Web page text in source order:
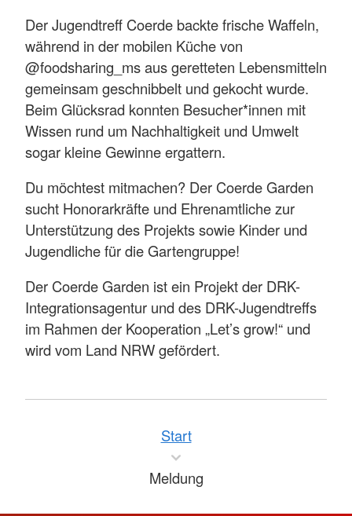
Der Jugendtreff Coerde backte frische Waffeln,
während in der mobilen Küche von
@foodsharing_ms aus geretteten Lebensmitteln
gemeinsam geschnibbelt und gekocht wurde.
Beim Glücksrad konnten Besucher*innen mit
Wissen rund um Nachhaltigkeit und Umwelt
sogar kleine Gewinne ergattern.
Du möchtest mitmachen? Der Coerde Garden
sucht Honorarkräfte und Ehrenamtliche zur
Unterstützung des Projekts sowie Kinder und
Jugendliche für die Gartengruppe!
Der Coerde Garden ist ein Projekt der DRK-
Integrationsagentur und des DRK-Jugendtreffs
im Rahmen der Kooperation „Let’s grow!“ und
wird vom Land NRW gefördert.
Start
Meldung